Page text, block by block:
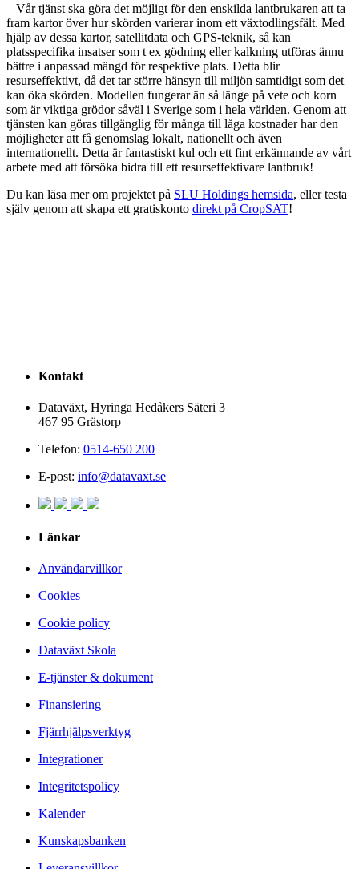
– Vår tjänst ska göra det möjligt för den enskilda lantbrukaren att ta
fram kartor över hur skörden varierar inom ett växtodlingsfält. Med
hjälp av dessa kartor, satellitdata och GPS-teknik, så kan
platsspecifika insatser som t ex gödning eller kalkning utföras ännu
bättre i anpassad mängd för respektive plats. Detta blir
resurseffektivt, då det tar större hänsyn till miljön samtidigt som det
kan öka skörden. Modellen fungerar än så länge på vete och korn
som är viktiga grödor såväl i Sverige som i hela världen. Genom att
tjänsten kan göras tillgänglig för många till låga kostnader har den
möjligheter att få genomslag lokalt, nationellt och även
internationellt. Detta är fantastiskt kul och ett fint erkännande av vårt
arbete med att försöka bidra till ett resurseffektivare lantbruk!
Du kan läsa mer om projektet på SLU Holdings hemsida, eller testa
själv genom att skapa ett gratiskonto direkt på CropSAT!
Kontakt
Dataväxt, Hyringa Hedåkers Säteri 3
467 95 Grästorp
Telefon: 0514-650 200
E-post: info@datavaxt.se
Länkar
Användarvillkor
Cookies
Cookie policy
Dataväxt Skola
E-tjänster & dokument
Finansiering
Fjärrhjälpsverktyg
Integrationer
Integritetspolicy
Kalender
Kunskapsbanken